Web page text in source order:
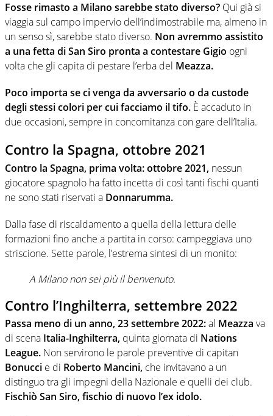
Fosse rimasto a Milano sarebbe stato diverso? Qui già si
viaggia sul campo impervio dell’indimostrabile ma, almeno in
un senso sì, sarebbe stato diverso. Non avremmo assistito
a una fetta di San Siro pronta a contestare Gigio ogni
volta che gli capita di pestare l’erba del Meazza.
Poco importa se ci venga da avversario o da custode
degli stessi colori per cui facciamo il tifo. È accaduto in
due occasioni, sempre in concomitanza con gare dell’Italia.
Contro la Spagna, ottobre 2021
Contro la Spagna, prima volta: ottobre 2021, nessun
giocatore spagnolo ha fatto incetta di così tanti fischi quanti
ne sono stati riservati a Donnarumma.
Dalla fase di riscaldamento a quella della lettura delle
formazioni fino anche a partita in corso: campeggiava uno
striscione. Sette parole, l’estrema sintesi di un monito:
A Milano non sei più il benvenuto.
Contro l’Inghilterra, settembre 2022
Passa meno di un anno, 23 settembre 2022:al Meazza va
di scena Italia-Inghilterra, quinta giornata di Nations
League. Non servirono le parole preventive di capitan
Bonucci e di Roberto Mancini, che invitavano a un
distinguo tra gli impegni della Nazionale e quelli dei club.
Fischiò San Siro, fischio di nuovo l’ex idolo.